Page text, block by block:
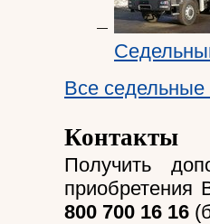
Все cедельные
Контакты
Получить
800 700 16 16